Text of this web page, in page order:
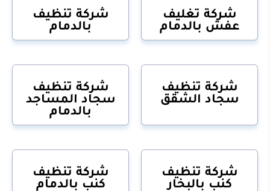
شركة تغليف
عفش بالدمام
شركة تنظيف
بالدمام
شركة تنظيف
سجاد الشقق
شركة تنظيف
سجاد المساجد
بالدمام
شركة تنظيف
كنب بالبخار
شركة تنظيف
كنب بالدمام